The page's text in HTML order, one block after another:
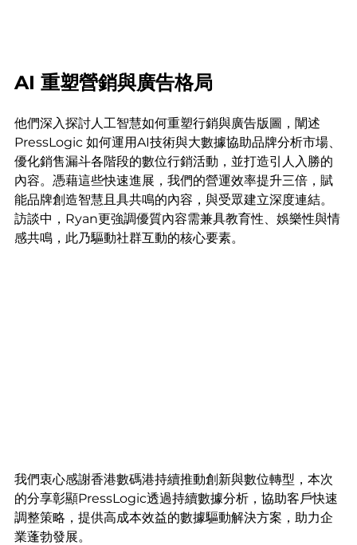
AI 重塑營銷與廣告格局
他們深入探討人工智慧如何重塑行銷與廣告版圖，闡述
PressLogic 如何運用AI技術與大數據協助品牌分析市場、
優化銷售漏斗各階段的數位行銷活動，並打造引人入勝的
內容。憑藉這些快速進展，我們的營運效率提升三倍，賦
能品牌創造智慧且具共鳴的內容，與受眾建立深度連結。
訪談中，Ryan更強調優質內容需兼具教育性、娛樂性與情
感共鳴，此乃驅動社群互動的核心要素。
我們衷心感謝香港數碼港持續推動創新與數位轉型，本次
的分享彰顯PressLogic透過持續數據分析，協助客戶快速
調整策略，提供高成本效益的數據驅動解決方案，助力企
業蓬勃發展。